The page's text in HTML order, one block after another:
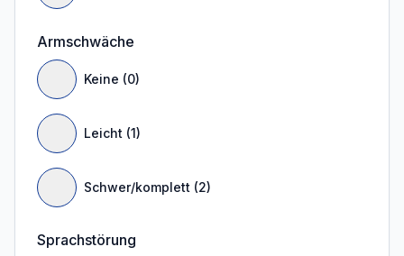
Armschwäche
Keine (0)
Leicht (1)
Schwer/komplett (2)
Sprachstörung